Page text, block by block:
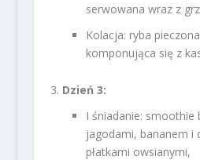
serwowana wraz z
Kolacja: ryba
komponująca się z
Dzień 3:
I śniadanie: smoothie
jagodami, bananem i
płatkami owsianymi,